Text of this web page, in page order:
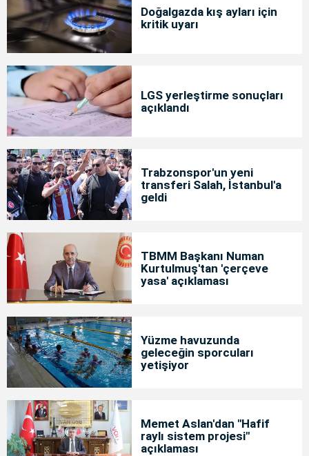
Doğalgazda kış ayları için
kritik uyarı
LGS yerleştirme sonuçları
açıklandı
Trabzonspor'un yeni
transferi Salah, İstanbul'a
geldi
TBMM Başkanı Numan
Kurtulmuş'tan 'çerçeve
yasa' açıklaması
Yüzme havuzunda
geleceğin sporcuları
yetişiyor
Memet Aslan'dan "Hafif
raylı sistem projesi"
açıklaması